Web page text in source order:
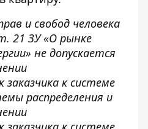
и свобод человека
21 ЗУ «О рынке
не допускается
заказчика к системе
распределения и